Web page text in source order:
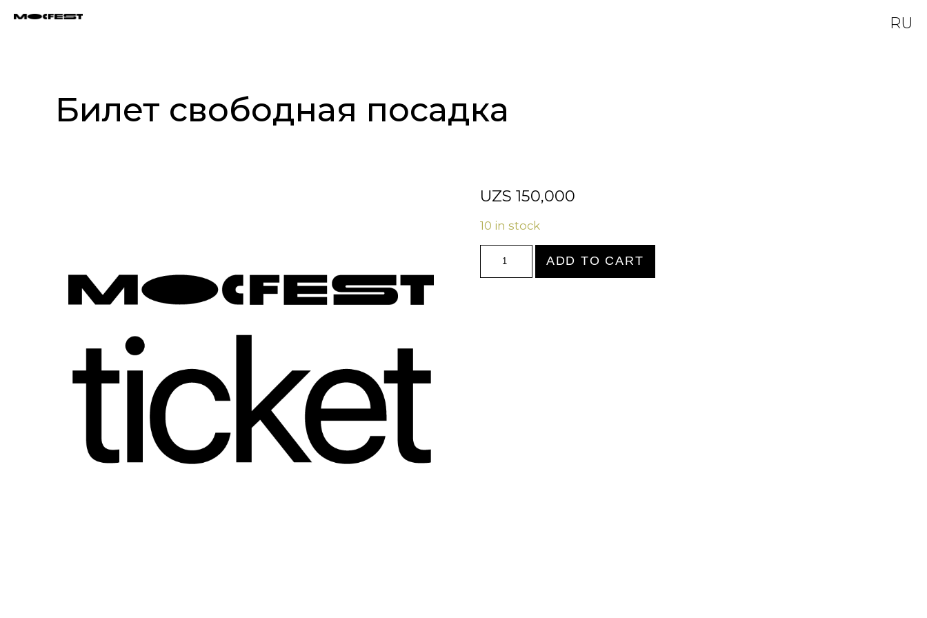
RU
Билет свободная посадка
UZS 150,000
10 in stock
свободная
посадка
ADD TO CART